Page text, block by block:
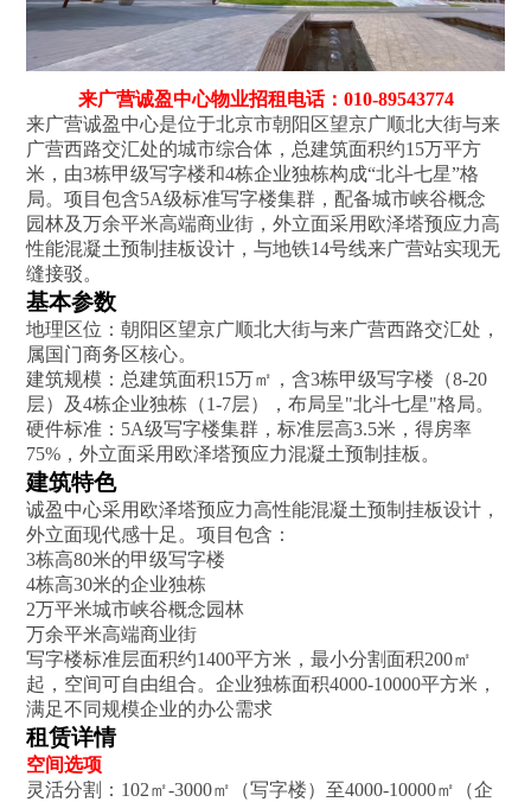
来广营诚盈中心物业招租电话：010-89543774
来广营诚盈中心是位于北京市朝阳区望京广顺北大街与来
广营西路交汇处的城市综合体，总建筑面积约15万平方
米，由3栋甲级写字楼和4栋企业独栋构成“北斗七星”格
局‌。项目包含5A级标准写字楼集群，配备城市峡谷概念
园林及万余平米高端商业街，外立面采用欧泽塔预应力高
性能混凝土预制挂板设计，与地铁14号线来广营站实现无
缝接驳‌。
基本参数
地理区位‌：朝阳区望京广顺北大街与来广营西路交汇处，
属国门商务区核心‌。
建筑规模‌：总建筑面积15万㎡，含3栋甲级写字楼（8-20
层）及4栋企业独栋（1-7层），布局呈"北斗七星"格局‌。
硬件标准‌：5A级写字楼集群，标准层高3.5米，得房率
75%‌，外立面采用欧泽塔预应力混凝土预制挂板‌。
建筑特色
诚盈中心采用欧泽塔预应力高性能混凝土预制挂板设计，
外立面现代感十足。项目包含：
3栋高80米的甲级写字楼
4栋高30米的企业独栋
2万平米城市峡谷概念园林
万余平米高端商业街‌
写字楼标准层面积约1400平方米，最小分割面积200㎡
起，空间可自由组合。企业独栋面积4000-10000平方米，
满足不同规模企业的办公需求‌
租赁详情
空间选项‌
灵活分割：102㎡-3000㎡（写字楼）至4000-10000㎡（企